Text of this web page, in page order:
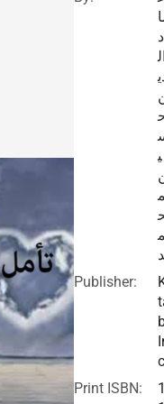
د
ي
د
Publisher:
Print ISBN: